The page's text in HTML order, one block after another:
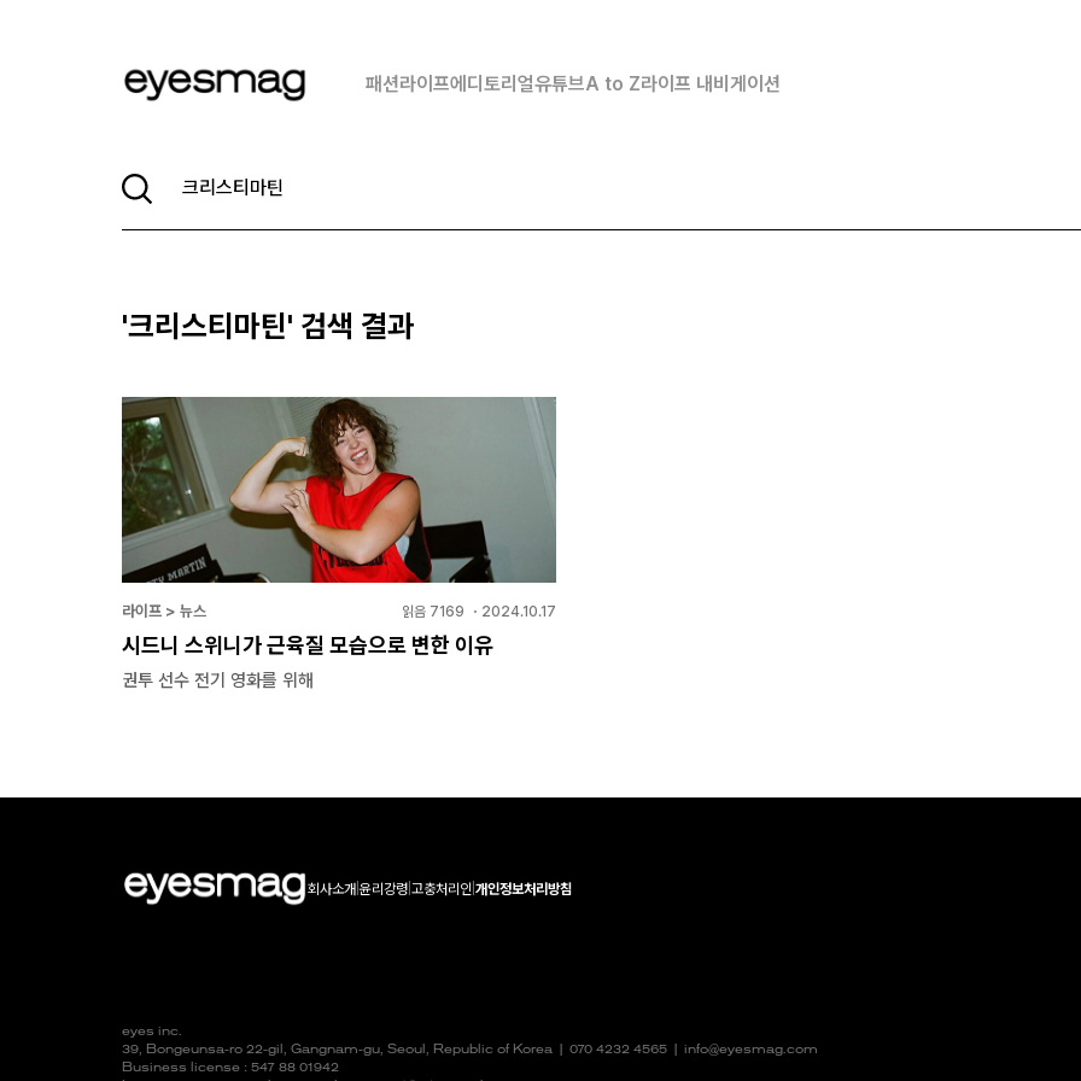
패션라이프에디토리얼유튜브A to Z라이프 내비게이션
'크리스티마틴' 검색 결과
라이프 > 뉴스 읽음 7169 ・ 2024.10.17
시드니 스위니가 근육질 모습으로 변한 이유
권투 선수 전기 영화를 위해
회사소개|윤리강령 고충처리인 개인정보처리방침
eyes inc.
39, Bongeunsa-ro 22-gil, Gangnam-gu, Seoul, Republic of Korea | 070 4232 4565
info@eyesmag.com
Business license : 547 88 01942